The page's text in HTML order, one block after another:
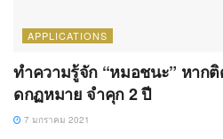
APPLICATIONS
ทำความรู้จัก “หมอชนะ” หาก
ดกฏหมาย จำคุก 2 ปี
7 มกราคม 2021